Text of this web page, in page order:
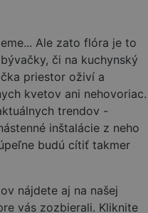
Ale zato flóra je to
či na kuchynský
priestor oživí a
kvetov ani nehovoriac.
trendov -
inštalácie z neho
budú cítiť takmer
nájdete aj na našej
vás zozbierali. Kliknite